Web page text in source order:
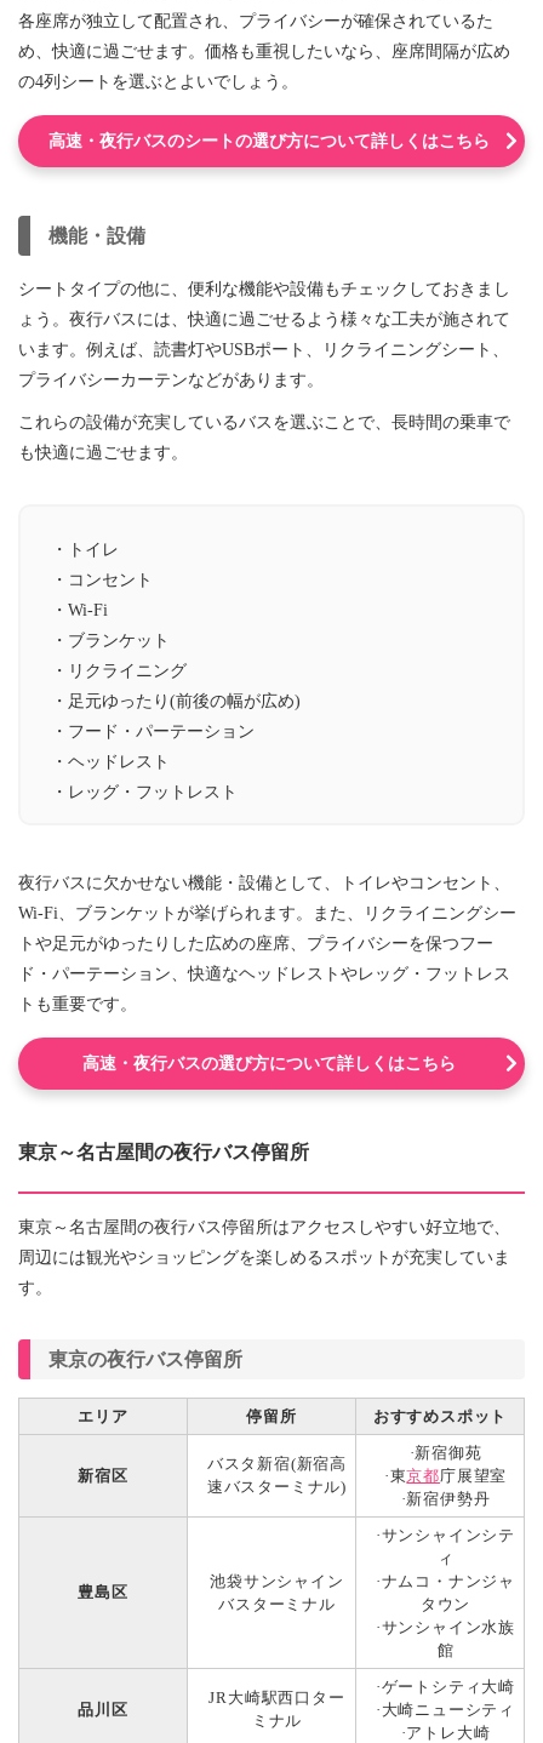
各座席が独立して配置され、プライバシーが確保されているた
め、快適に過ごせます。価格も重視したいなら、座席間隔が広め
の4列シートを選ぶとよいでしょう。
高速・夜行バスのシートの選び方について詳しくはこちら
機能・設備
シートタイプの他に、便利な機能や設備もチェックしておきまし
ょう。夜行バスには、快適に過ごせるよう様々な工夫が施されて
います。例えば、読書灯やUSBポート、リクライニングシート、
プライバシーカーテンなどがあります。
これらの設備が充実しているバスを選ぶことで、長時間の乗車で
も快適に過ごせます。
・トイレ
・コンセント
・Wi-Fi
・ブランケット
・リクライニング
・足元ゆったり(前後の幅が広め)
・フード・パーテーション
・ヘッドレスト
・レッグ・フットレスト
夜行バスに欠かせない機能・設備として、トイレやコンセント、
Wi-Fi、ブランケットが挙げられます。また、リクライニングシー
トや足元がゆったりした広めの座席、プライバシーを保つフー
ド・パーテーション、快適なヘッドレストやレッグ・フットレス
トも重要です。
高速・夜行バスの選び方について詳しくはこちら
東京～名古屋間の夜行バス停留所
東京～名古屋間の夜行バス停留所はアクセスしやすい好立地で、
周辺には観光やショッピングを楽しめるスポットが充実していま
す。
東京の夜行バス停留所
エリア 停留所 おすすめスポット
新宿区
バスタ新宿(新宿高
速バスターミナル)
·新宿御苑
·東京都庁展望室
·新宿伊勢丹
豊島区
池袋サンシャイン
バスターミナル
·サンシャインシテ
ィ
·ナムコ・ナンジャ
タウン
·サンシャイン水族
館
品川区
JR大崎駅西口ター
ミナル
·ゲートシティ大崎
·大崎ニューシティ
·アトレ大崎